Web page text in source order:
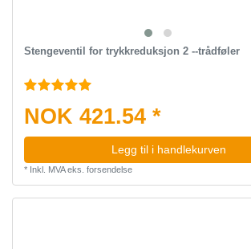
Stengeventil for trykkreduksjon 2 --trådføler
NOK 421.54 *
Legg til i handlekurven
* Inkl. MVAeks. forsendelse